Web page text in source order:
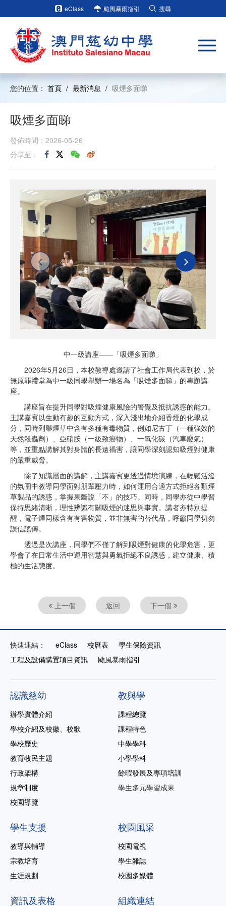
eClass 颱風暴雨指引 搜尋
您的位置： 首頁 / 最新消息 / 吸煙多面睇
吸煙多面睇
發佈時間：2026-05-26
分享至：
中一級講座——「吸煙多面睇」
2026年5月26日，本校教導處邀請了社會工作局代表到校，於
無原罪禮堂為中一級同學舉辦一場名為「吸煙多面睇」的專題講
座。
講座旨在提升同學對吸煙健康風險的警覺及抵抗誘惑的能力。
主講嘉賓以生動有趣的互動方式，深入淺出地介紹香煙的化學成
分，同時列舉煙草中含有多種有毒物質，例如尼古丁（一種強效的
天然殺蟲劑）、亞硝胺（一級致癌物）、一氧化碳（汽車廢氣）
等，並重點講解其對身體的長遠禍害，讓同學深刻認知吸煙對健康
的嚴重威脅。
除了知識層面的講解，主講嘉賓更透過情境演練，在輕鬆活潑
的氛圍中教導同學面對朋輩壓力時，如何運用合適方式拒絕各類煙
草製品的誘惑，掌握果斷說「不」的技巧。同時，同學亦從中學習
保持思緒清晰，理性辨識有關吸煙的迷思與事實。講者亦特別提
醒，電子煙同樣含有有害物質，並非無害的替代品，呼籲同學切勿
誤信謠傳。
透過是次講座，同學們不僅了解到吸煙對健康的化學危害，更
學會了在日常生活中運用智慧與勇氣拒絕不良誘惑，建立健康、積
極的生活態度。
上一個 返回 下一個
快速連結： eClass 校曆表
學生保險資訊
工程及設備購置項目資訊
颱風暴雨指引
認識慈幼
辦學實體介紹
學校介紹及校徽、校歌
學校歷史
教育牧民主題
行政架構
規章制度
校園導覽
教與學
課程總覽
課程特色
中學學科
小學學科
餘暇發展及專項培訓
學生多元學習成果
學生支援
教導與輔導
宗教培育
生涯規劃
校園風采
校園電視
學生雜誌
校園多媒體
資訊及表格 組織連結